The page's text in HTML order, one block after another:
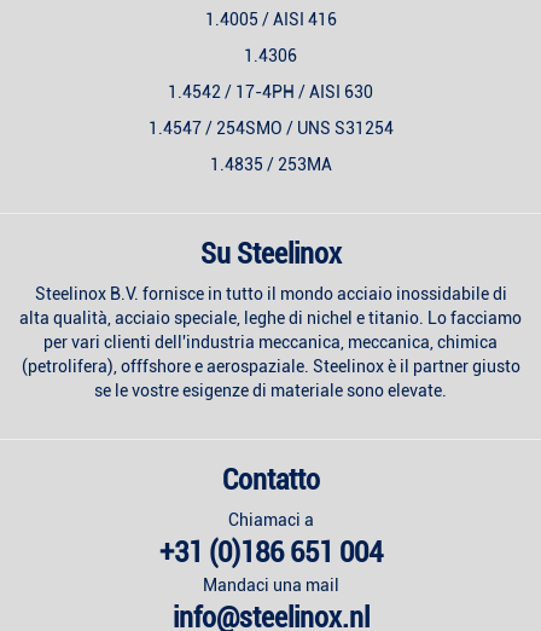
1.4005 / AISI 416
1.4306
1.4542 / 17-4PH / AISI 630
1.4547 / 254SMO / UNS S31254
1.4835 / 253MA
Su Steelinox
Steelinox B.V. fornisce in tutto il mondo acciaio inossidabile di
alta qualità, acciaio speciale, leghe di nichel e titanio. Lo facciamo
per vari clienti dell'industria meccanica, meccanica, chimica
(petrolifera), offfshore e aerospaziale. Steelinox è il partner giusto
se le vostre esigenze di materiale sono elevate.
Contatto
Chiamaci a
+31 (0)186 651 004
Mandaci una mail
info@steelinox.nl